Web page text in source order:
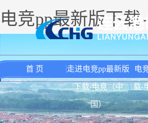
电竞pp最新版下载
首 页 走进电竞pp最新版
下载-电竞（中
国）
电
载-